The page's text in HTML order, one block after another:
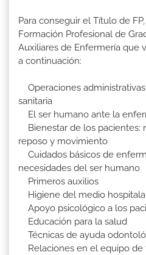
Para conseguir el Título de
Formación Profesional de
Auxiliares de Enfermería que
a continuación:
Operaciones
sanitaria
El ser humano ante la
Bienestar de los pacientes:
reposo y movimiento
Cuidados básicos de
necesidades del ser humano
Primeros auxilios
Higiene del medio
Apoyo psicológico a los
Educación para la salud
Técnicas de ayuda
Relaciones en el equipo de